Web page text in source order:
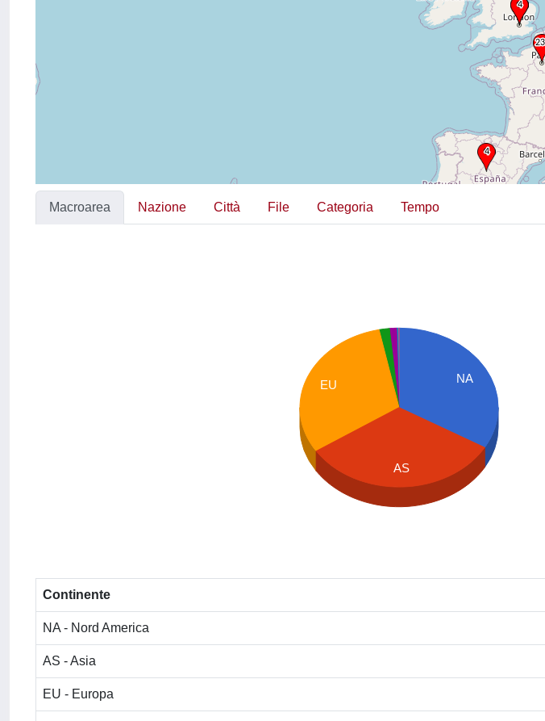
Macroarea Nazione Città File Categoria Tempo
NA
EU
AS
Continente
NA - Nord America
AS - Asia
EU - Europa